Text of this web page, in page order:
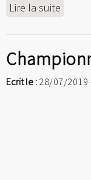
Lire la suite
Ecrit le : 28/07/2019